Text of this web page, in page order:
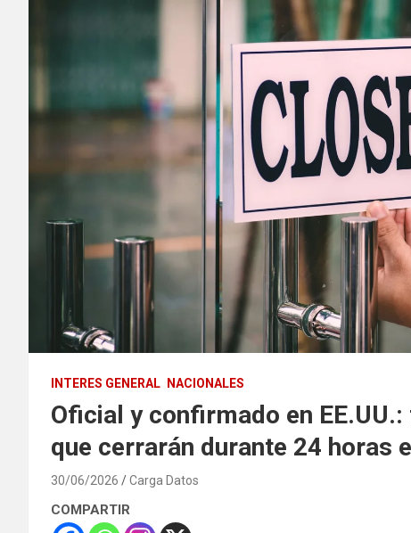
INTERES GENERAL NACIONALES
Oficial y confirmado en
que cerrarán durante 24 horas
30/06/2026 Carga Datos
COMPARTIR